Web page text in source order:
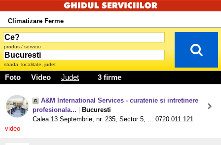
Climatizare Ferme
produs / serviciu
strada, localitate, judet
Foto Video Judet 3 firme
A&M International Services - curatenie si intretinere
profesionala...
Bucuresti
Calea 13 Septembrie, nr. 235, Sector 5, ... 0720.011.121
video